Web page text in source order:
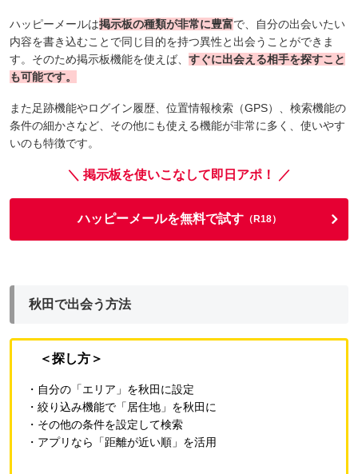
ハッピーメールは掲示板の種類が非常に豊富で、自分の出会いたい
内容を書き込むことで同じ目的を持つ異性と出会うことができま
す。そのため掲示板機能を使えば、 すぐに出会える相手を探すこと
も可能です。
また足跡機能やログイン履歴、位置情報検索（GPS）、検索機能の
条件の細かさなど、その他にも使える機能が非常に多く、使いやす
いのも特徴です。
＼ 掲示板を使いこなして即日アポ！ ／
ハッピーメールを無料で試す（R18）
秋田で出会う方法
＜探し方＞
・自分の「エリア」を秋田に設定
・絞り込み機能で「居住地」を秋田 に
・その他の条件を設定して検索
・アプリなら「距離が近い順」を活用